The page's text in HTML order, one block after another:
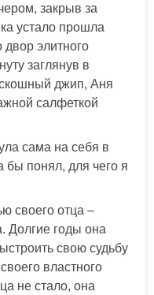
закрыв за
устало прошла
двор элитного
заглянув в
джип, Аня
салфеткой
сама на себя в
бы понял, для чего я
своего отца –
Долгие годы она
свою судьбу
властного
не стало, она